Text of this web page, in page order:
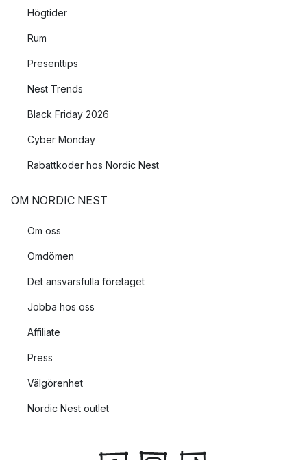
Högtider
Rum
Presenttips
Nest Trends
Black Friday 2026
Cyber Monday
Rabattkoder hos Nordic Nest
OM NORDIC NEST
Om oss
Omdömen
Det ansvarsfulla företaget
Jobba hos oss
Affiliate
Press
Välgörenhet
Nordic Nest outlet